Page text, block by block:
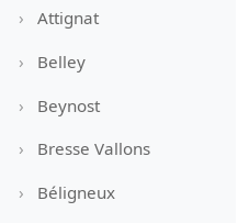
Attignat
Belley
Beynost
Bresse Vallons
Béligneux